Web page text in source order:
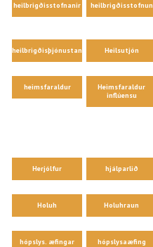
heilbrigðisstofnanir heilbrigðisstofnun
heilbrigðisþjónustan Heilsutjón
heimsfaraldur
Heimsfaraldur
inflúensu
Herjólfur hjálparlið
Holuh Holuhraun
hópslys. æfingar hópslysaæfing